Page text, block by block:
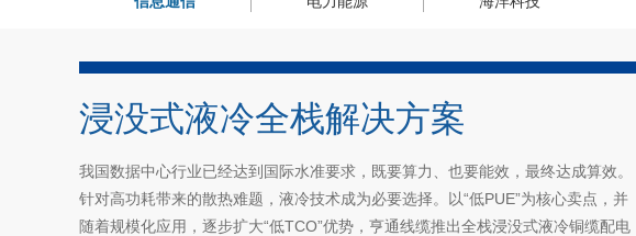
浸没式液冷全栈解决方案
我国数据中心行业已经达到国际水准要求，既要算力、也要能效，最终达成算效。
针对高功耗带来的散热难题，液冷技术成为必要选择。以“低PUE”为核心卖点，并
随着规模化应用，逐步扩大“低TCO”优势，亨通线缆推出全栈浸没式液冷铜缆配电